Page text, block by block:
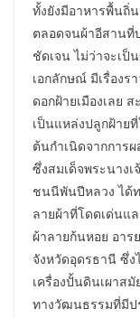
ทั้งยังมีอาหารพื้นถิ่
ตลอดจนผ้าอีสานที่
ชัดเจน ไม่ว่าจะเป็
เอกลักษณ์ มีเรื่องร
ดอกฝ้ายเมืองเลย
เป็นแหล่งปลูกฝ้าย
ต้นกำเนิดจากการ
ซึ่งสมเด็จพระนาง
ชนนีพันปีหลวง ได้
ลายผ้าที่โดดเด่นแ
ผ้าลายก้นหอย อา
จังหวัดอุดรธานี ซึ่
เครื่องปั้นดินเผาส
ทางวัฒนธรรมที่มีป